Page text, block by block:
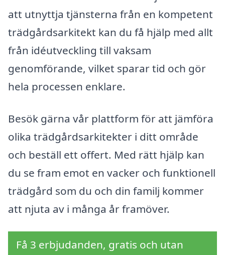
att utnyttja tjänsterna från en kompetent
trädgårdsarkitekt kan du få hjälp med allt
från idéutveckling till vaksam
genomförande, vilket sparar tid och gör
hela processen enklare.
Besök gärna vår plattform för att jämföra
olika trädgårdsarkitekter i ditt område
och beställ ett offert. Med rätt hjälp kan
du se fram emot en vacker och funktionell
trädgård som du och din familj kommer
att njuta av i många år framöver.
Få 3 erbjudanden, gratis och utan